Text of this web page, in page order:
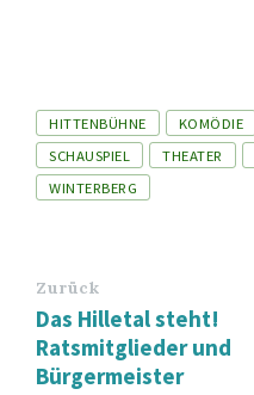
Tags
HITTENBÜHNE KOMÖDIE
SCHAUSPIEL
THEATER
WINTERBERG
Zurück
Das Hilletal steht!
Ratsmitglieder und
Bürgermeister